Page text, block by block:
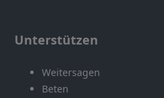
Unterstützen
Weitersagen
Beten